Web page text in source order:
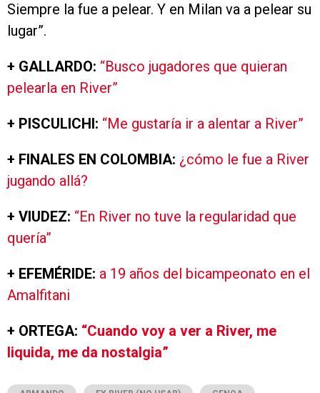
Siempre la fue a pelear. Y en Milan va a pelear su
lugar”.
+ GALLARDO: “Busco jugadores que quieran
pelearla en River”
+ PISCULICHI: “Me gustaría ir a alentar a River”
+ FINALES EN COLOMBIA: ¿cómo le fue a River
jugando allá?
+ VIUDEZ: “En River no tuve la regularidad que
quería”
+ EFEMÉRIDE: a 19 años del bicampeonato en el
Amalfitani
+ ORTEGA: “Cuando voy a ver a River, me
liquida, me da nostalgia”